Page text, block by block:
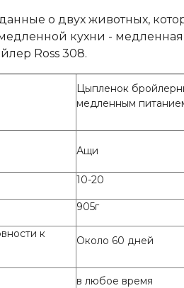
о двух животных,
кухни - медленная
Ross 308.
Цыпленок
медленным
Ащи
10-20
905г
к
Около 60 дней
в любое время